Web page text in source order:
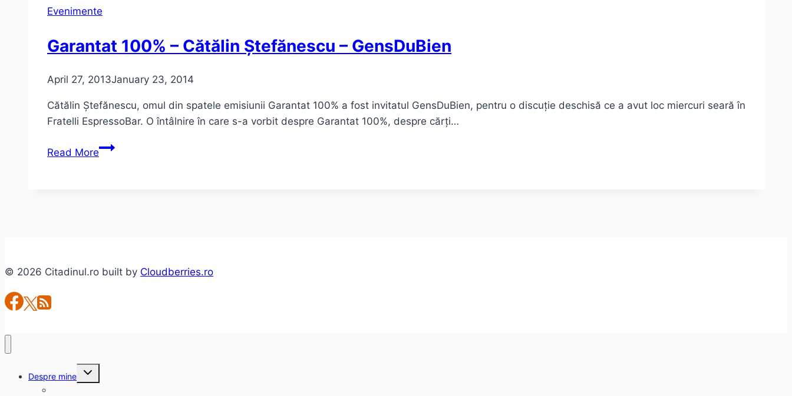
Evenimente
Garantat 100% – Cătălin Ștefănescu – GensDuBien
April 27, 2013January 23, 2014
Cătălin Ștefănescu, omul din spatele emisiunii Garantat 100% a fost invitatul GensDuBien, pentru o discuție deschisă ce a avut loc miercuri seară în
Fratelli EspressoBar. O întâlnire în care s-a vorbit despre Garantat 100%, despre cărți…
Read MoreGarantat
© 2026 Citadinul.ro built by Cloudberries.ro
Despre mine
Toggle